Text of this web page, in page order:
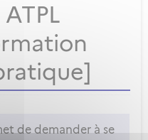
de demander à se